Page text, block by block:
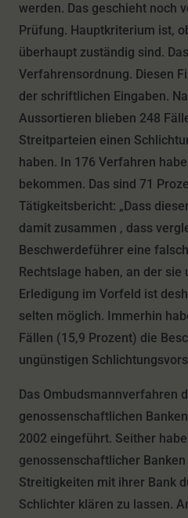
werden. Das geschieht noch
Prüfung. Hauptkriterium ist,
überhaupt zuständig sind.
Verfahrensordnung. Diesen
der schriftlichen Eingaben.
Aussortieren blieben 248
Streitparteien einen
haben. In 176 Verfahren
bekommen. Das sind 71
Tätigkeitsbericht: „Dass
damit zusammen , dass
Beschwerdeführer eine
Rechtslage haben, an der
Erledigung im Vorfeld ist
selten möglich. Immerhin
Fällen (15,9 Prozent) die
ungünstigen
Das Ombudsmannverfahren
genossenschaftlichen
2002 eingeführt. Seither
genossenschaftlicher
Streitigkeiten mit ihrer Bank
Schlichter klären zu lassen.